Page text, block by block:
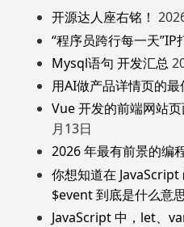
开源达人座右铭！
“程序员跨行每一天”IP
Mysql语句 开发汇总
用AI做产品详情页的最
Vue 开发的前端网站
月13日
2026 年最有前景的编
你想知道在 JavaScript
$event 到底是什么意
JavaScript 中，let、